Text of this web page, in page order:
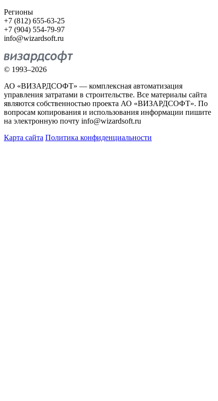
Регионы
+7 (812) 655-63-25
+7 (904) 554-79-97
info@wizardsoft.ru
© 1993–2026
АО «ВИЗАРДСОФТ» — комплексная автоматизация
управления затратами в строительстве. Все материалы сайта
являются собственностью проекта АО «ВИЗАРДСОФТ». По
вопросам копирования и использования информации пишите
на электронную почту info@wizardsoft.ru
Карта сайта Политика конфиденциальности